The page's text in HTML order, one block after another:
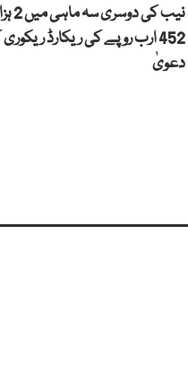
نیب کی دوسری
452 ارب روپے کی ریکارڈ ریکوری
دعویٰ